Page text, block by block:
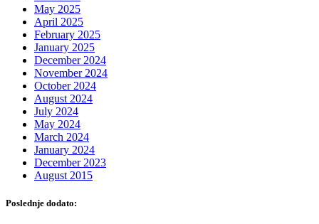
May 2025
April 2025
February 2025
January 2025
December 2024
November 2024
October 2024
August 2024
July 2024
May 2024
March 2024
January 2024
December 2023
August 2015
Poslednje dodato: